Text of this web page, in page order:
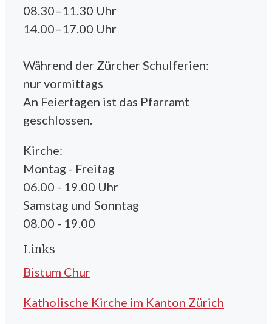
08.30–11.30 Uhr
14.00–17.00 Uhr
Während der Zürcher Schulferien:
nur vormittags
An Feiertagen ist das Pfarramt
geschlossen.
Kirche:
Montag - Freitag
06.00 - 19.00 Uhr
Samstag und Sonntag
08.00 - 19.00
Links
Bistum Chur
Katholische Kirche im Kanton Zürich